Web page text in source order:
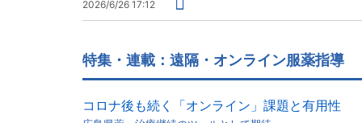
2026/6/26 17:12
特集・連載：遠隔・オンライン服薬指導
コロナ後も続く「オンライン」課題と有用性